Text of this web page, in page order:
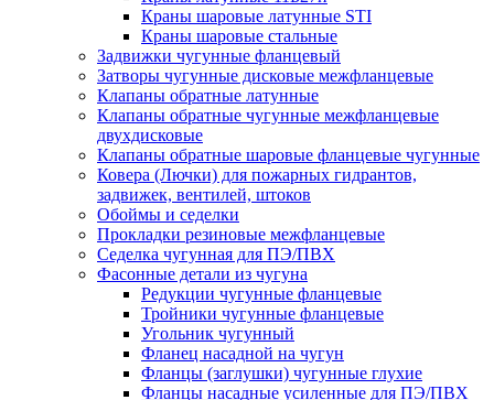
Краны шаровые латунные STI
Краны шаровые стальные
Задвижки чугунные фланцевый
Затворы чугунные дисковые межфланцевые
Клапаны обратные латунные
Клапаны обратные чугунные межфланцевые
двухдисковые
Клапаны обратные шаровые фланцевые чугунные
Ковера (Лючки) для пожарных гидрантов,
задвижек, вентилей, штоков
Обоймы и седелки
Прокладки резиновые межфланцевые
Седелка чугунная для ПЭ/ПВХ
Фасонные детали из чугуна
Редукции чугунные фланцевые
Тройники чугунные фланцевые
Угольник чугунный
Фланец насадной на чугун
Фланцы (заглушки) чугунные глухие
Фланцы насадные усиленные для ПЭ/ПВХ